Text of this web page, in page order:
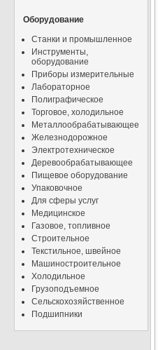
Оборудование
Станки и промышленное
Инструменты,
оборудование
Приборы измерительные
Лабораторное
Полиграфическое
Торговое, холодильное
Металлообрабатывающее
Железнодорожное
Электротехническое
Деревообрабатывающее
Пищевое оборудование
Упаковочное
Для сферы услуг
Медицинское
Газовое, топливное
Строительное
Текстильное, швейное
Машиностроительное
Холодильное
Грузоподъемное
Сельскохозяйственное
Подшипники